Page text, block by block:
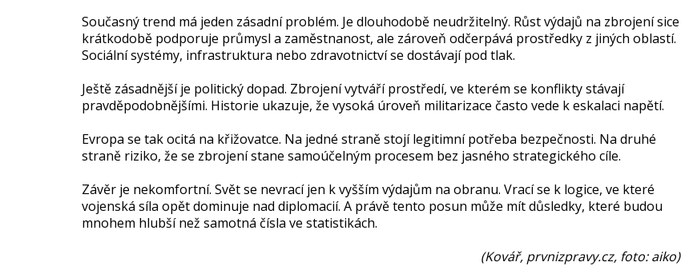
Současný trend má jeden zásadní problém. Je dlouhodobě neudržitelný. Růst výdajů na zbrojení sice
krátkodobě podporuje průmysl a zaměstnanost, ale zároveň odčerpává prostředky z jiných oblastí.
Sociální systémy, infrastruktura nebo zdravotnictví se dostávají pod tlak.
Ještě zásadnější je politický dopad. Zbrojení vytváří prostředí, ve kterém se konflikty stávají
pravděpodobnějšími. Historie ukazuje, že vysoká úroveň militarizace často vede k eskalaci napětí.
Evropa se tak ocitá na křižovatce. Na jedné straně stojí legitimní potřeba bezpečnosti. Na druhé
straně riziko, že se zbrojení stane samoúčelným procesem bez jasného strategického cíle.
Závěr je nekomfortní. Svět se nevrací jen k vyšším výdajům na obranu. Vrací se k logice, ve které
vojenská síla opět dominuje nad diplomacií. A právě tento posun může mít důsledky, které budou
mnohem hlubší než samotná čísla ve statistikách.
(Kovář, prvnizpravy.cz, foto: aiko)